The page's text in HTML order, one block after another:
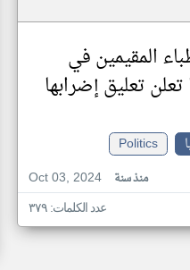
المقيمين في
تعلن تعليق إضرابها
Politics
Oct 03, 2024
منذ سنة
عدد الكلمات: ٣٧٩